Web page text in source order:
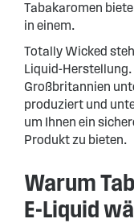
Tabakaromen
in einem.
Totally Wicked
Liquid-Herstellung.
Großbritannien
produziert und
um Ihnen ein
Produkt zu bieten.
Warum
E-Liquid